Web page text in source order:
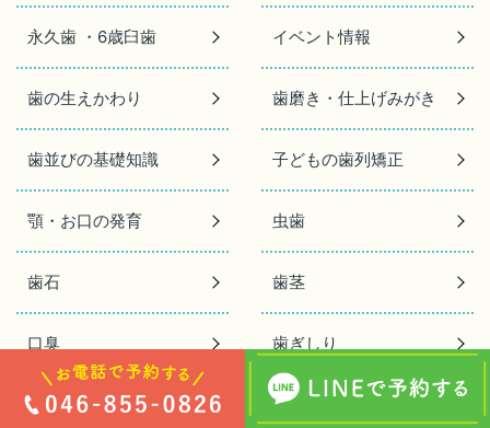
永久歯 ・6歳臼歯 イベント情報
歯の生えかわり 歯磨き・仕上げみがき
歯並びの基礎知識 子どもの歯列矯正
顎・お口の発育 虫歯
歯石 歯茎
口臭 歯ぎしり